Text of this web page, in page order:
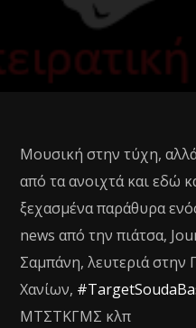
Μουσική στην τύχη,
από τα ανοιχτά και εδώ
ξεχασμένα παράθυρα
news από την πιάτσα,
Σαμπάνη, λευτεριά στην
Χανίων,
ΜΤΣΤΚΓΜΣ κλπ